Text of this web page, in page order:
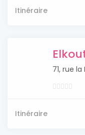
Itinéraire
71, rue la
Itinéraire